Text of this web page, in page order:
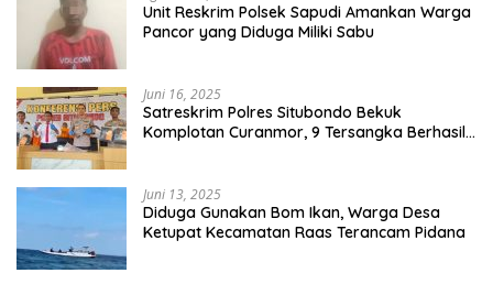
Unit Reskrim Polsek Sapudi Amankan Warga
Pancor yang Diduga Miliki Sabu
Juni 16, 2025
Satreskrim Polres Situbondo Bekuk
Komplotan Curanmor, 9 Tersangka Berhasil
Juni 13, 2025
Diduga Gunakan Bom Ikan, Warga Desa
Ketupat Kecamatan Raas Terancam Pidana